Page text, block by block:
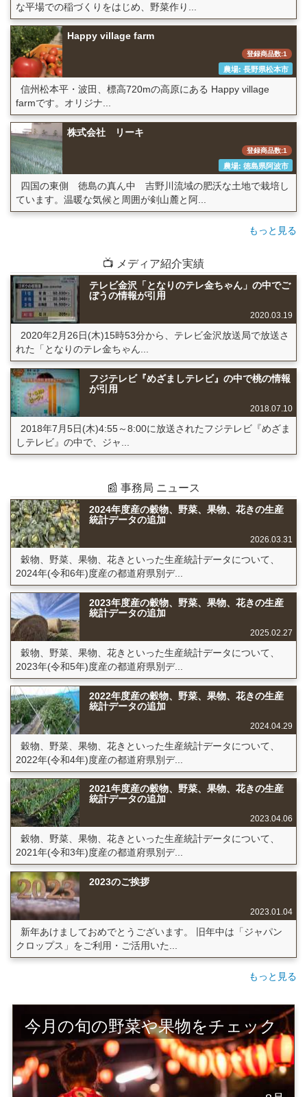
な平場での稲づくりをはじめ、野菜作り...
Happy village farm
登録商品数:1
農場: 長野県松本市
信州松本平・波田、標高720mの高原にある Happy village
farmです。オリジナ...
株式会社 リーキ
登録商品数:1
農場: 徳島県阿波市
四国の東側 徳島の真ん中 吉野川流域の肥沃な土地で栽培し
ています。温暖な気候と周囲が剣山麓と阿...
もっと見る
📺 メディア紹介実績
テレビ金沢「となりのテレ金ちゃん」の中でご
ぼうの情報が引用
2020.03.19
2020年2月26日(木)15時53分から、テレビ金沢放送局で放送さ
れた「となりのテレ金ちゃん...
フジテレビ『めざましテレビ』の中で桃の情報
が引用
2018.07.10
2018年7月5日(木)4:55～8:00に放送されたフジテレビ『めざま
しテレビ』の中で、ジャ...
📰 事務局 ニュース
2024年度産の穀物、野菜、果物、花きの生産
統計データの追加
2026.03.31
穀物、野菜、果物、花きといった生産統計データについて、
2024年(令和6年)度産の都道府県別デ...
2023年度産の穀物、野菜、果物、花きの生産
統計データの追加
2025.02.27
穀物、野菜、果物、花きといった生産統計データについて、
2023年(令和5年)度産の都道府県別デ...
2022年度産の穀物、野菜、果物、花きの生産
統計データの追加
2024.04.29
穀物、野菜、果物、花きといった生産統計データについて、
2022年(令和4年)度産の都道府県別デ...
2021年度産の穀物、野菜、果物、花きの生産
統計データの追加
2023.04.06
穀物、野菜、果物、花きといった生産統計データについて、
2021年(令和3年)度産の都道府県別デ...
2023のご挨拶
2023.01.04
新年あけましておめでとうございます。 旧年中は「ジャパン
クロップス」をご利用・ご活用いた...
もっと見る
今月の旬の野菜や果物をチェック